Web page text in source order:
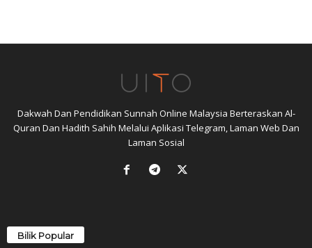
Dakwah Dan Pendidikan Sunnah Online Malaysia Berteraskan Al-
Quran Dan Hadith Sahih Melalui Aplikasi Telegram, Laman Web Dan
Laman Sosial
Bilik Popular